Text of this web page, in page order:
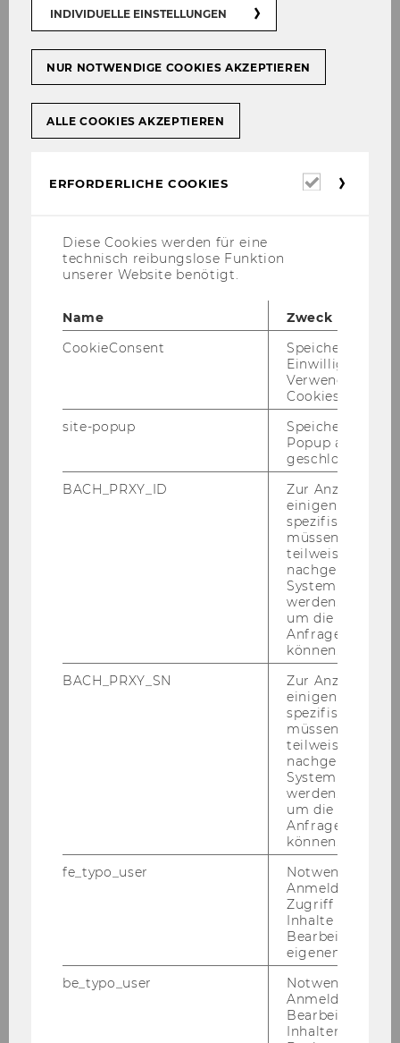
INDIVIDUELLE EINSTELLUNGEN
NUR NOTWENDIGE COOKIES AKZEPTIEREN
ALLE COOKIES AKZEPTIEREN
ERFORDERLICHE COOKIES
Diese Cookies werden für eine
technisch reibungslose Funktion
unserer Website benötigt.
Name
Zweck
CookieConsent
Speichert Ihre
Einwilligung zur
Verwendung von
Cookies.
site-popup
Speichert ob ein
Popup
geschlossen
BACH_PRXY_ID
Zur Anzeige von
einigen WU-
spezifischen
müssen
teilweise von
nachgelagerten
System
werden.
um die Antwort
Anfrage
können.
BACH_PRXY_SN
Zur Anzeige von
einigen WU-
spezifischen
müssen
teilweise von
nachgelagerten
System
werden.
um die Antwort
Anfrage
können.
fe_typo_user
Notwendig für
Anmeldung und
Zugriff auf
Inhalte oder zur
Bearbeitung des
eigenen Profils.
be_typo_user
Notwendig für
Anmeldung und
Bearbeitung von
Inhalten im